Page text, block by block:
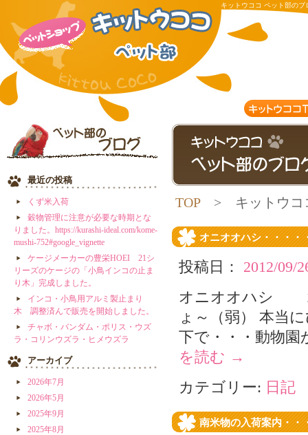
キットウココ ペット部の
ト？？？？？・・・スゲ～
最近の投稿
くず米入荷
穀物管理に注意が必要な時期とな
りました。https://kurashi-ideal.com/kome-
mushi-752#google_vignette
ケージメーカーの豊栄HOEI 21シ
リーズのケージの「小鳥インコの止ま
り木」完成しました。
インコ・小鳥用アルミ製止まり
木 調整済んで販売を開始しました。
チャボ・バンダム・ポリス・ウズ
ラ・コリンウズラ・ヒメウズラ
アーカイブ
2026年7月
2026年5月
2025年9月
2025年8月
TOP> キットウコ
オニオオハシ・・・・
投稿日：
2012/09/
オニオオハシ ２
ょ～（弱） 本当
下で・・・動物
を読む →
カテゴリー: 日記
南米物の入荷案内・・